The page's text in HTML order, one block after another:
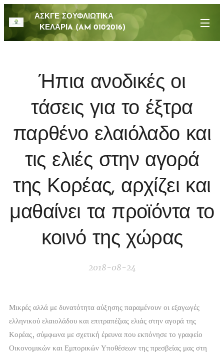
ΑΣΚΓΕ ΣΟΥΦΛΙΩΤΙΚΑ
ΚΕΛΑΡΙA (AM 0102016)
Ήπια ανοδικές οι
τάσεις για το έξτρα
παρθένο ελαιόλαδο και
τις ελιές στην αγορά
της Κορέας, αρχίζει και
μαθαίνει τα προϊόντα το
κοινό της χώρας
2018-08-24
Μικρές αλλά με δυνατότητα αύξησης παραμένουν οι εξαγωγές
ελληνικού ελαιολάδου και επιτραπέζιας ελιάς στην αγορά της
Κορέας, σύμφωνα με σχετική έρευνα που εκπόνησε το γραφείο
Οικονομικών και Εμπορικών Υποθέσεων της πρεσβείας μας στη